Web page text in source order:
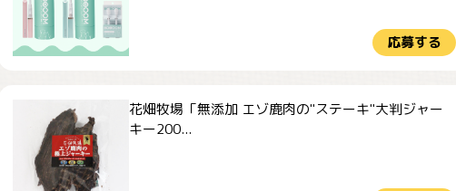
応募する
花畑牧場「無添加 エゾ鹿肉の"ステーキ"大判ジャー
キー200...